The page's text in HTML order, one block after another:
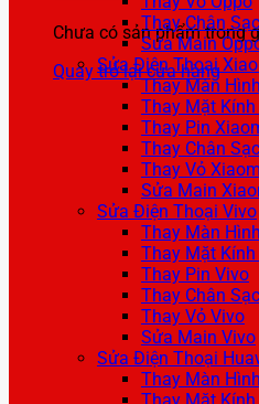
Chưa có sản phẩm trong
Quay trở lại cửa hàng
Thay Chân
Sửa Main
Sửa Điện Thoại
Thay Màn
Thay Mặt
Thay Pin
Thay Chân
Thay Vỏ
Sửa Main
Sửa Điện Thoại Vivo
Thay Màn
Thay Mặt
Thay Pin Vivo
Thay Chân
Thay Vỏ Vivo
Sửa Main Vivo
Sửa Điện Thoại
Thay Màn